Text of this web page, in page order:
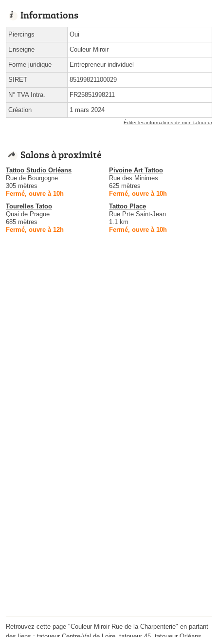
Informations
Piercings Oui
Enseigne Couleur Miroir
Forme juridique Entrepreneur individuel
SIRET 85199821100029
N° TVA Intra. FR25851998211
Création 1 mars 2024
Éditer les informations de mon tatoueur
Salons à proximité
Tattoo Studio Orléans
Rue de Bourgogne
305 mètres
Fermé, ouvre à 10h
Pivoine Art Tattoo
Rue des Minimes
625 mètres
Fermé, ouvre à 10h
Tourelles Tatoo
Quai de Prague
685 mètres
Fermé, ouvre à 12h
Tattoo Place
Rue Prte Saint-Jean
1.1 km
Fermé, ouvre à 10h
Retrouvez cette page "Couleur Miroir Rue de la Charpenterie" en partant